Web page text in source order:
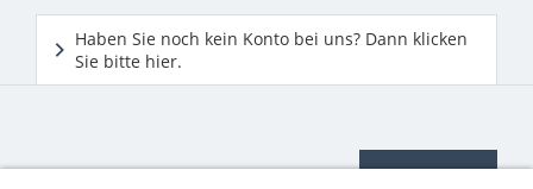
Haben Sie noch kein Konto bei uns? Dann klicken
Sie bitte hier.